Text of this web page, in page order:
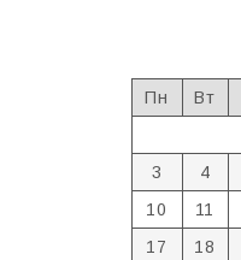
Пн Вт
3
4
10
11
17
18